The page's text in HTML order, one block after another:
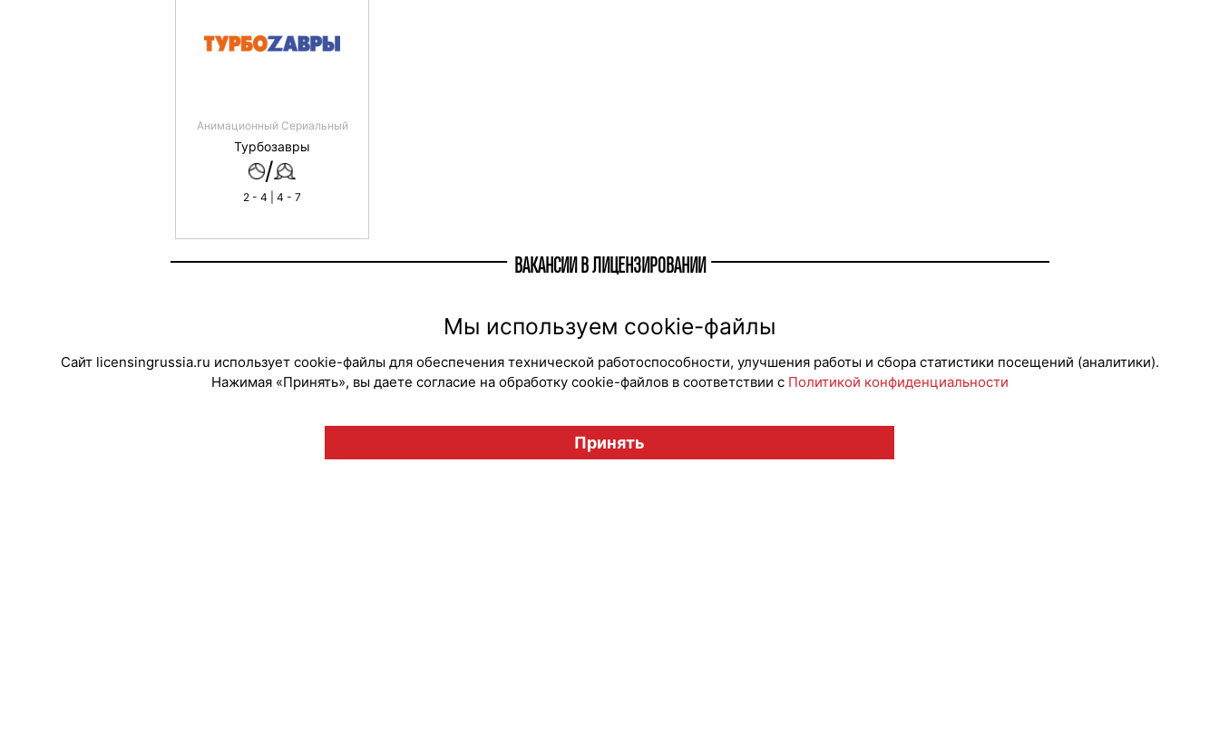
Анимационный Сериальный
Турбозавры
/
2 - 4 | 4 - 7
ВАКАНСИИ В ЛИЦЕНЗИРОВАНИИ
© "Вестник лицензионного рынка", licensingrussia.ru, 2009-2026 12+
Мы используем cookie-файлы
Сайт licensingrussia.ru использует cookie-файлы для обеспечения технической работоспособности, улучшения работы и сбора статистики посещений (аналитики).
Нажимая «Принять», вы даете согласие на обработку cookie-файлов в соответствии с Политикой конфиденциальности
Принять